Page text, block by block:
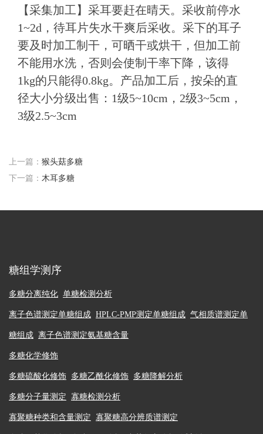
【采集加工】采耳要赶在晴天。采收前停水
1~2d，待耳片失水干爽后采收。采下的耳子
要及时加工制干，可晒干或烘干，但加工前
不能用水洗，否则会使制干率下降，该得
1kg的只能得0.8kg。产品加工后，按朵的直
径大小分级出售：1级5~10cm，2级3~5cm，
3级2.5~3cm
上一篇： 猴头菇多糖
下一篇： 木耳多糖
糖组学测序
多糖分离纯化 单糖检测分析
离子色谱测定单糖组成 HPLC-PMP测定单糖组成 气相质谱测定单
糖组成 离子色谱测定氨基糖含量
多糖化学修饰
多糖硫酸化修饰 多糖乙酰化修饰 多糖降解分析
多糖分子量测定 寡糖检测分析
寡聚糖种类和含量测定 寡聚糖高分辨质谱测定